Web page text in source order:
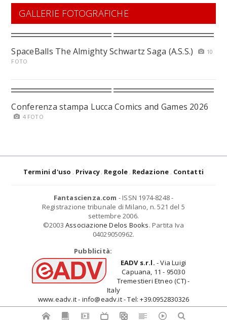
GALLERIE FOTOGRAFICHE
SpaceBalls The Almighty Schwartz Saga (A.S.S.)
10
FOTO
Conferenza stampa Lucca Comics and Games 2026
4 FOTO
Termini d'uso Privacy Regole Redazione Contatti
Fantascienza.com - ISSN 1974-8248 -
Registrazione tribunale di Milano, n. 521 del 5
settembre 2006.
©2003 Associazione Delos Books. Partita Iva
04029050962.
Pubblicità:
EADV s.r.l. - Via Luigi
Capuana, 11 - 95030
Tremestieri Etneo (CT) -
Italy
www.eadv.it - info@eadv.it - Tel: +39.0952830326